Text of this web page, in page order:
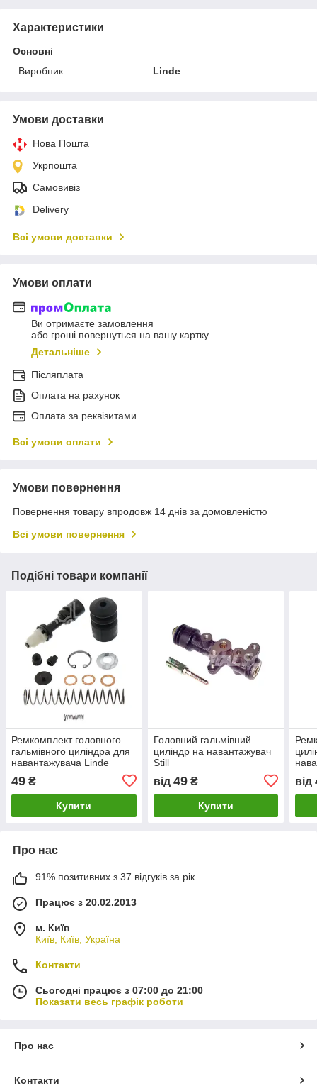
Характеристики
Основні
Виробник
Linde
Умови доставки
Нова Пошта
Укрпошта
Самовивіз
Delivery
Всі умови доставки
Умови оплати
Ви отримаєте замовлення
або гроші повернуться на вашу картку
Детальніше
Післяплата
Оплата на рахунок
Оплата за реквізитами
Всі умови оплати
Умови повернення
Повернення товару впродовж 14 днів за домовленістю
Всі умови повернення
Подібні товари компанії
Ремкомплект головного
гальмівного циліндра для
навантажувача Linde
49 ₴
Купити
Головний гальмівний
циліндр на навантажувач
Still
від 49₴
Купити
від
Про нас
91% позитивних з 37 відгуків за рік
Працює з 20.02.2013
м. Київ
Київ, Київ, Україна
Контакти
Сьогодні працює з 07:00 до 21:00
Показати весь графік роботи
Про нас
Контакти